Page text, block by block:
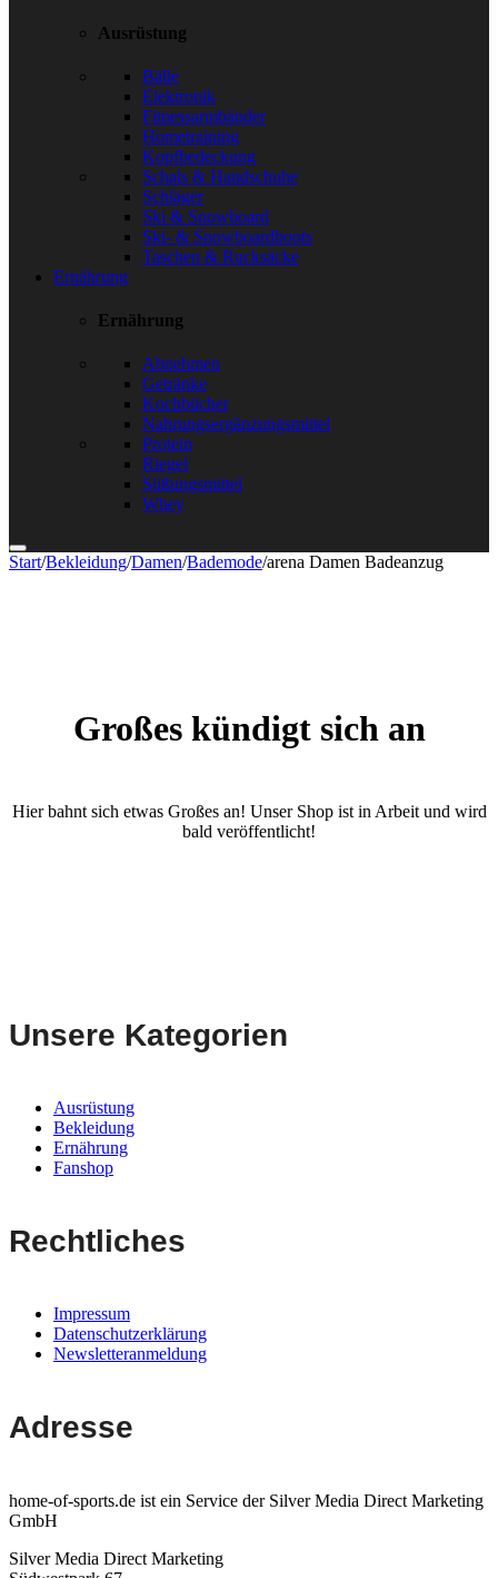
Ausrüstung
Bälle
Elektronik
Fitnessarmbänder
Hometraining
Kopfbedeckung
Schals & Handschuhe
Schläger
Ski & Snowboard
Ski- & Snowboardboots
Taschen & Rucksäcke
Ernährung
Ernährung
Abnehmen
Getränke
Kochbücher
Nahrungsergänzungsmittel
Protein
Riegel
Süßungsmittel
Whey
Start/Bekleidung/Damen/Bademode/arena Damen Badeanzug
Großes kündigt sich an
Hier bahnt sich etwas Großes an! Unser Shop ist in Arbeit und wird
bald veröffentlicht!
Unsere Kategorien
Ausrüstung
Bekleidung
Ernährung
Fanshop
Rechtliches
Impressum
Datenschutzerklärung
Newsletteranmeldung
Adresse
home-of-sports.de ist ein Service der Silver Media Direct Marketing
GmbH
Silver Media Direct Marketing